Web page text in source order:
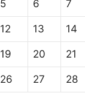
5 6 7
12 13 14
19 20 21
26 27 28